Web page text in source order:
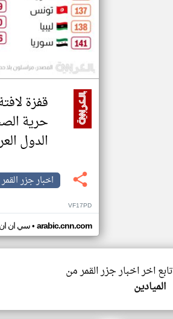
قفزة
حرية
الدول
اخبار جزر القمر
VF17PD
سي ان• arabic.cnn.com
تابع اخر اخبار جزر القمر من
الميادين